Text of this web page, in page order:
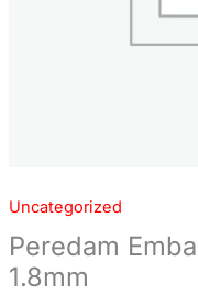
Uncategorized
Peredam
1.8mm